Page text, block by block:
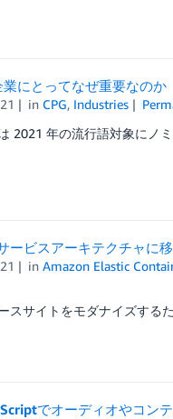
にとってなぜ重要なのか
in CPG, Industries
2021 年の流行語対象に
ービスアーキテクチャに
inAmazon Elastic
スサイトをモダナイズす
でオーディオやコン